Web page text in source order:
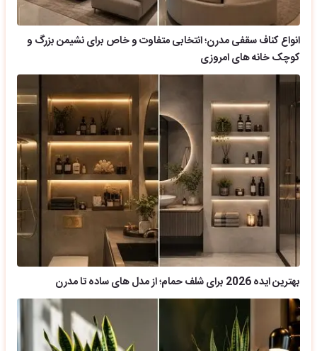
انواع کناف سقفی مدرن؛ انتخابی متفاوت و خاص برای نشیمن بزرگ و
کوچک خانه های امروزی
بهترین ایده 2026 برای شلف حمام؛ از مدل های ساده تا مدرن